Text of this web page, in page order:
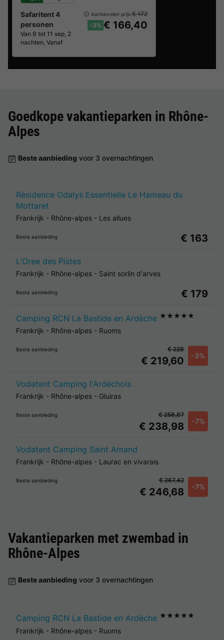
Safaritent 4
personen
Van 9 tot 11 sep, 2
nachten, Vanaf
Aanbevolen prijs:€ 172
-3% € 166,40
Goedkope vakantieparken in Rhône-
Alpes
Beste aanbieding voor 3 overnachtingen
Résidence Odalys Essentielle Le Hameau du
Mottaret
Frankrijk - Rhône-alpes - Les allues
Beste aanbieding € 163
L'Oree des Pistes
Frankrijk - Rhône-alpes - Saint sorlin d'arves
Beste aanbieding € 179
Camping RCN La Bastide en Ardèche ★★★★★
Frankrijk - Rhône-alpes - Ruoms
Beste aanbieding
€ 219,60 -3%
€ 228
Vodatent Camping l'Ardéchois
Frankrijk - Rhône-alpes - Gluiras
Beste aanbieding
€ 238,98 -7%
€ 258,87
Vodatent Camping Saint Amand
Frankrijk - Rhône-alpes - Laurac en vivarais
Beste aanbieding
€ 246,68 -7%
€ 267,42
Vakantieparken met zwembad in
Rhône-Alpes
Beste aanbieding voor 3 overnachtingen
Camping RCN La Bastide en Ardèche ★★★★★
Frankrijk - Rhône-alpes - Ruoms